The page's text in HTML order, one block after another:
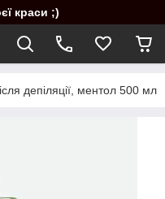
краси ;)
депіляції, ментол 500 мл